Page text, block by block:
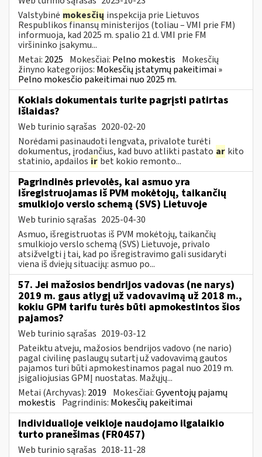
Valstybinė mokesčių inspekcija prie Lietuvos
Respublikos finansų ministerijos (toliau – VMI prie FM)
informuoja, kad 2025 m. spalio 21 d. VMI prie FM
viršininko įsakymu...
Metai: 2025 Mokesčiai: Pelno mokestis Mokesčių
žinyno kategorijos: Mokesčių įstatymų pakeitimai »
Pelno mokesčio pakeitimai nuo 2025 m.
Kokiais dokumentais turite pagrįsti patirtas
išlaidas?
Web turinio sąrašas 2020-02-20
Norėdami pasinaudoti lengvata, privalote turėti
dokumentus, įrodančius, kad buvo atlikti pastato ar kito
statinio, apdailos ir bet kokio remonto...
Pagrindinės prievolės, kai asmuo yra
išregistruojamas iš PVM mokėtojų, taikančių
smulkiojo verslo schemą (SVS) Lietuvoje
Web turinio sąrašas 2025-04-30
Asmuo, išregistruotas iš PVM mokėtojų, taikančių
smulkiojo verslo schemą (SVS) Lietuvoje, privalo
atsižvelgti į tai, kad po išregistravimo gali susidaryti
viena iš dviejų situacijų: asmuo po...
57. Jei mažosios bendrijos vadovas (ne narys)
2019 m. gaus atlygį už vadovavimą už 2018 m.,
kokiu GPM tarifu turės būti apmokestintos šios
pajamos?
Web turinio sąrašas 2019-03-12
Pateiktu atveju, mažosios bendrijos vadovo (ne nario)
pagal civilinę paslaugų sutartį už vadovavimą gautos
pajamos turi būti apmokestinamos pagal nuo 2019 m.
įsigaliojusias GPMĮ nuostatas. Mažųjų...
Metai (Archyvas): 2019 Mokesčiai:Gyventojų pajamų
mokestis Pagrindinis: Mokesčių pakeitimai
Individualioje veikloje naudojamo ilgalaikio
turto pranešimas (FR0457)
Web turinio sąrašas 2018-11-28